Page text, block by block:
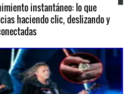
instantáneo: lo que
haciendo clic, deslizando y